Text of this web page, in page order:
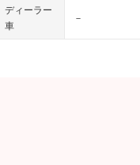
ディーラー
車
－